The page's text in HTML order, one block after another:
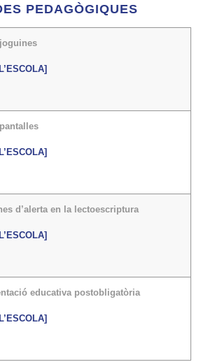
PEDAGÒGIQUES
d’alerta en la lectoescriptura
educativa postobligatòria